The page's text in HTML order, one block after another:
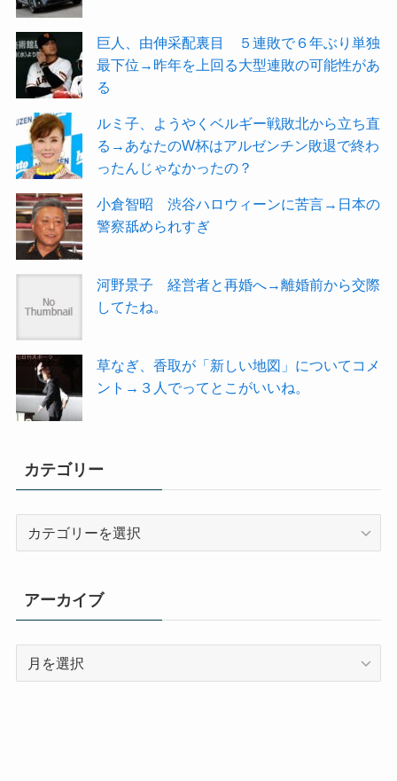
巨人、由伸采配裏目 ５連敗で６年ぶり単独
最下位→昨年を上回る大型連敗の可能性があ
る
ルミ子、ようやくベルギー戦敗北から立ち直
る→あなたのW杯はアルゼンチン敗退で終わ
ったんじゃなかったの？
小倉智昭 渋谷ハロウィーンに苦言→日本の
警察舐められすぎ
河野景子 経営者と再婚へ→離婚前から交際
してたね。
草なぎ、香取が「新しい地図」についてコメ
ント→３人でってとこがいいね。
カテゴリー
リ
ー
アーカイブ